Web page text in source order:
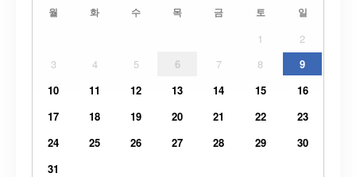
월 화 수 목 금 토 일
1
2
3
4 5 6 7 8
9
10
11 12 13 14 15
16
17
18 19 20 21 22
23
24
25 26 27 28 29
30
31